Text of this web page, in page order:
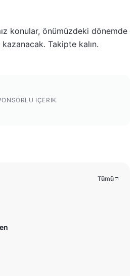
konular, önümüzdeki dönemde
Takipte kalın.
IÇERIK
Tümü